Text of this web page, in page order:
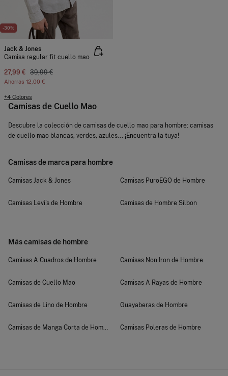
-30%
Jack & Jones
Camisa regular fit cuello mao
27,99 € 39,99 €
Ahorras 12,00 €
+4 Colores
Camisas de Cuello Mao
Descubre la colección de camisas de cuello mao para hombre: camisas
de cuello mao blancas, verdes, azules... ¡Encuentra la tuya!
Camisas de marca para hombre
Camisas Jack & Jones
Camisas Levi's de Hombre
Camisas PuroEGO de Hombre
Camisas de Hombre Silbon
Más camisas de hombre
Camisas A Cuadros de Hombre
Camisas de Cuello Mao
Camisas de Lino de Hombre
Camisas de Manga Corta de Hombre
Camisas Non Iron de Hombre
Camisas A Rayas de Hombre
Guayaberas de Hombre
Camisas Poleras de Hombre